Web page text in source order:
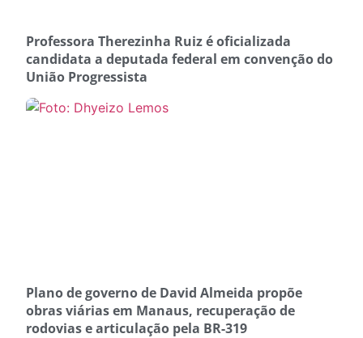
Professora Therezinha Ruiz é oficializada
candidata a deputada federal em convenção do
União Progressista
Plano de governo de David Almeida propõe
obras viárias em Manaus, recuperação de
rodovias e articulação pela BR-319